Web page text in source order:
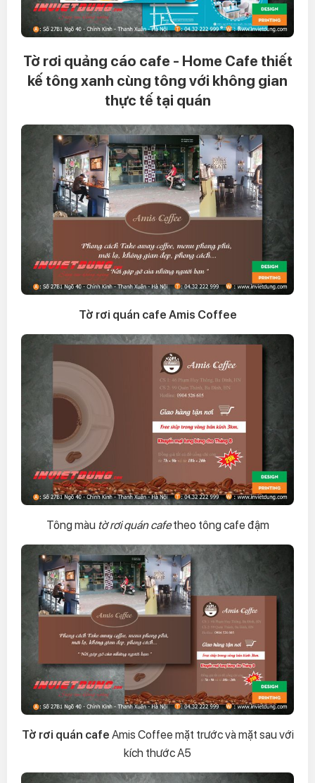
Tờ rơi quảng cáo cafe - Home Cafe thiết
kế tông xanh cùng tông với không gian
thực tế tại quán
Tờ rơi quán cafe Amis Coffee
Tông màu tờ rơi quán cafetheo tông cafe đậm
Tờ rơi quán cafe Amis Coffee mặt trước và mặt sau với
kích thước A5